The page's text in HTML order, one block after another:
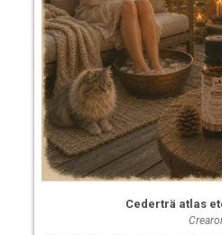
Cederträ atlas